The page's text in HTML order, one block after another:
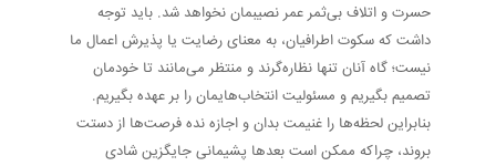
حسرت و اتلاف بی‌ثمر عمر نصیبمان نخواهد شد. باید توجه
داشت که سکوت اطرافیان، به معنای رضایت یا پذیرش اعمال ما
نیست؛ گاه آنان تنها نظاره‌گرند و منتظر می‌مانند تا خودمان
تصمیم بگیریم و مسئولیت انتخاب‌هایمان را بر عهده بگیریم.
بنابراین لحظه‌ها را غنیمت بدان و اجازه نده فرصت‌ها از دستت
بروند، چراکه ممکن است بعدها پشیمانی جایگزین شادی